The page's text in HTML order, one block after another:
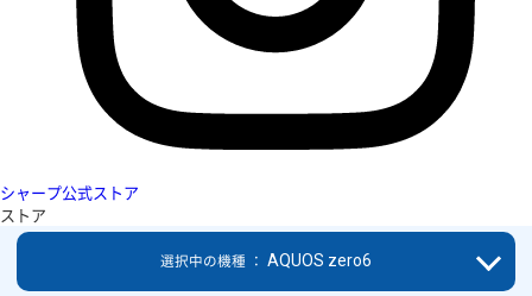
シャープ公式ストア
ストア
選択中の機種 ： AQUOS zero6